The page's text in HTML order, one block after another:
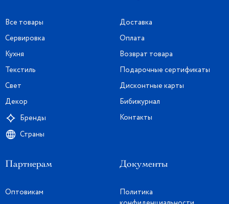
Все товары
Сервировка
Кухня
Текстиль
Свет
Декор
Бренды
Страны
Доставка
Оплата
Возврат товара
Подарочные сертификаты
Дисконтные карты
Бибижурнал
Контакты
Партнерам
Оптовикам
Документы
Политика